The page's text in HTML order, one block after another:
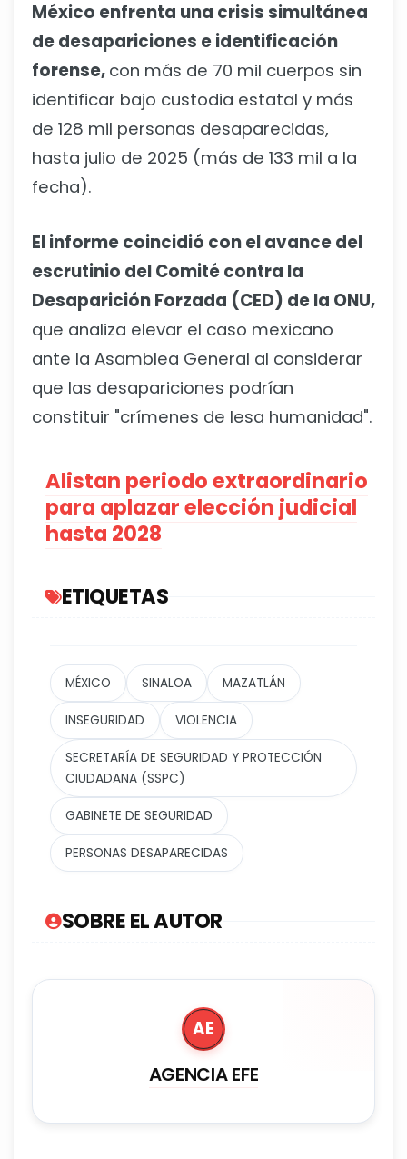
México enfrenta una crisis simultánea
de desapariciones e identificación
forense, con más de 70 mil cuerpos sin
identificar bajo custodia estatal y más
de 128 mil personas desaparecidas,
hasta julio de 2025 (más de 133 mil a la
fecha).
El informe coincidió con el avance del
escrutinio del Comité contra la
Desaparición Forzada (CED) de la ONU,
que analiza elevar el caso mexicano
ante la Asamblea General al considerar
que las desapariciones podrían
constituir "crímenes de lesa humanidad".
Alistan periodo extraordinario
para aplazar elección judicial
hasta 2028
ETIQUETAS
MÉXICO SINALOA MAZATLÁN
INSEGURIDAD VIOLENCIA
SECRETARÍA DE SEGURIDAD Y PROTECCIÓN
CIUDADANA (SSPC)
GABINETE DE SEGURIDAD
PERSONAS DESAPARECIDAS
SOBRE EL AUTOR
AE
AGENCIA EFE